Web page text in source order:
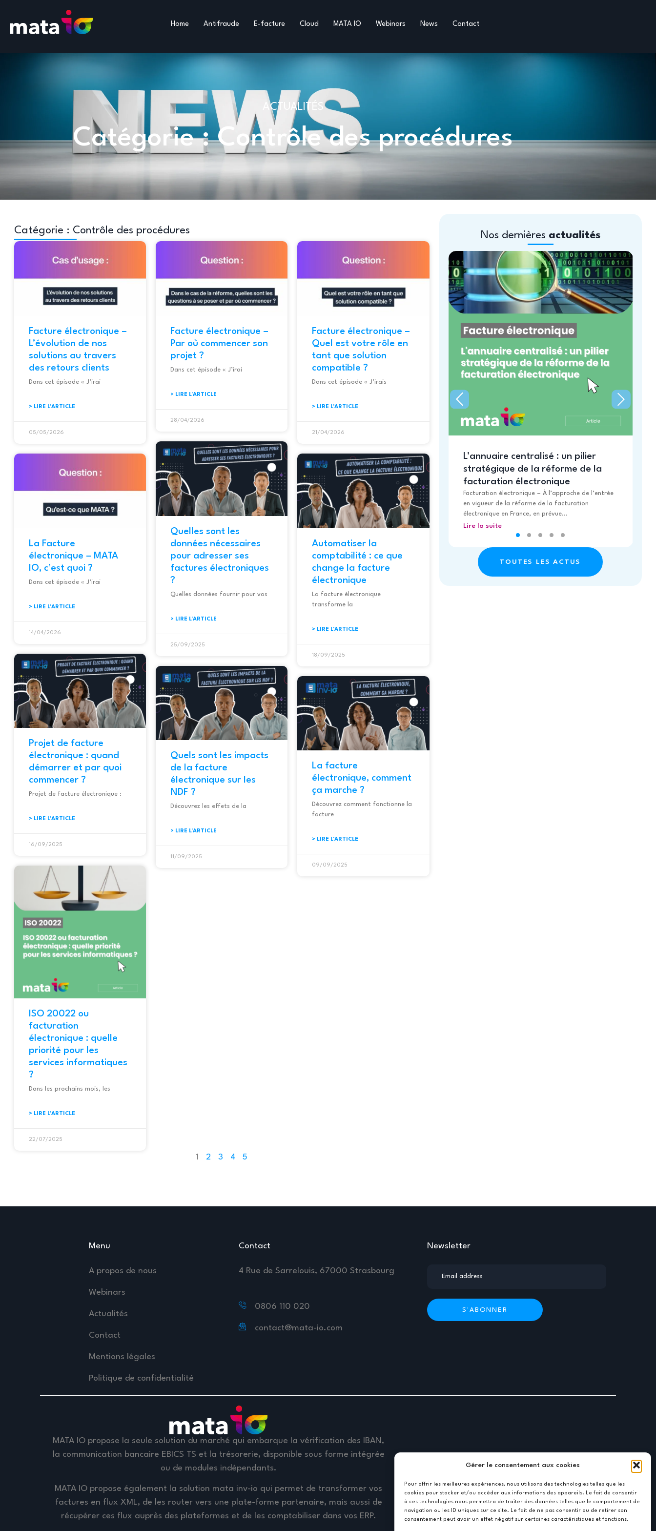
Gérer le consentement aux cookies
Pour offrir les meilleures expériences, nous utilisons des technologies telles que les
cookies pour stocker et/ou accéder aux informations des appareils. Le fait de consentir
à ces technologies nous permettra de traiter des données telles que le comportement de
navigation ou les ID uniques sur ce site. Le fait de ne pas consentir ou de retirer son
consentement peut avoir un effet négatif sur certaines caractéristiques et fonctions.
Home Antifraude E-facture Cloud MATA IO Webinars News Contact
ACTUALITÉS
Catégorie : Contrôle des procédures
Nos dernières actualités
La réforme de la facture
électronique est la même pour
Marie-Thérèse Brogly rappelle que si la réforme est
commune,...
Lire la suite
L’annuaire centralisé : un pilier
stratégique de la réforme de la
facturation électronique
Facturation électronique – À l’approche de l’entrée
en vigueur de la réforme de la facturation
électronique en France, en prévue...
Lire la suite
TOUTES LES ACTUS
Catégorie : Contrôle des procédures
Facture électronique –
L’évolution de nos
solutions au travers
des retours clients
Dans cet épisode « J’irai
> LIRE L'ARTICLE
05/05/2026
Facture électronique –
Par où commencer son
projet ?
Dans cet épisode « J’irai
> LIRE L'ARTICLE
28/04/2026
Facture électronique –
Quel est votre rôle en
tant que solution
compatible ?
Dans cet épisode « J’irais
> LIRE L'ARTICLE
21/04/2026
La Facture
électronique – MATA
IO, c’est quoi ?
Dans cet épisode « J’irai
> LIRE L'ARTICLE
14/04/2026
Quelles sont les
données nécessaires
pour adresser ses
factures électroniques
?
Quelles données fournir pour vos
> LIRE L'ARTICLE
25/09/2025
Automatiser la
comptabilité : ce que
change la facture
électronique
La facture électronique
transforme la
> LIRE L'ARTICLE
18/09/2025
Projet de facture
électronique : quand
démarrer et par quoi
commencer ?
Projet de facture électronique :
> LIRE L'ARTICLE
16/09/2025
Quels sont les impacts
de la facture
électronique sur les
NDF ?
Découvrez les effets de la
> LIRE L'ARTICLE
11/09/2025
La facture
électronique, comment
ça marche ?
Découvrez comment fonctionne la
facture
> LIRE L'ARTICLE
09/09/2025
ISO 20022 ou
facturation
électronique : quelle
priorité pour les
services informatiques
?
Dans les prochains mois, les
> LIRE L'ARTICLE
22/07/2025
1 2 3 4 5
Menu
A propos de nous
Webinars
Actualités
Contact
Mentions légales
Politique de confidentialité
Contact
4 Rue de Sarrelouis, 67000 Strasbourg
0806 110 020
contact@mata-io.com
Newsletter
MATA IO propose la seule solution du marché qui embarque la vérification des IBAN,
la communication bancaire EBICS TS et la trésorerie, disponible sous forme intégrée
ou de modules indépendants.
MATA IO propose également la solution mata inv-io qui permet de transformer vos
factures en flux XML, de les router vers une plate-forme partenaire, mais aussi de
récupérer ces flux auprès des plateformes et de les comptabiliser dans vos ERP.